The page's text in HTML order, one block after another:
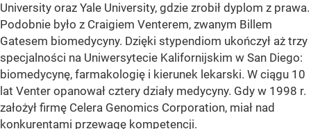
University oraz Yale University, gdzie zrobił dyplom z prawa.
Podobnie było z Craigiem Venterem, zwanym Billem
Gatesem biomedycyny. Dzięki stypendiom ukończył aż trzy
specjalności na Uniwersytecie Kalifornijskim w San Diego:
biomedycynę, farmakologię i kierunek lekarski. W ciągu 10
lat Venter opanował cztery działy medycyny. Gdy w 1998 r.
założył firmę Celera Genomics Corporation, miał nad
konkurentami przewagę kompetencji.